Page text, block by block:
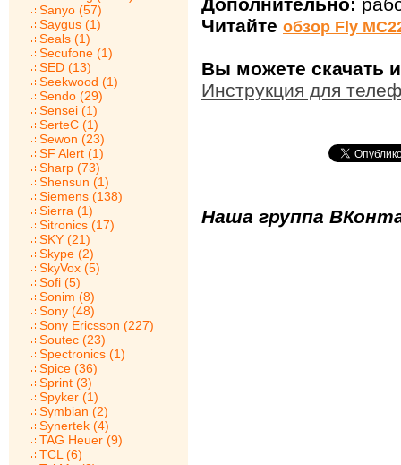
Sanyo (57)
Saygus (1)
Seals (1)
Secufone (1)
SED (13)
Seekwood (1)
Sendo (29)
Sensei (1)
SerteC (1)
Sewon (23)
SF Alert (1)
Sharp (73)
Shensun (1)
Siemens (138)
Sierra (1)
Sitronics (17)
SKY (21)
Skype (2)
SkyVox (5)
Sofi (5)
Sonim (8)
Sony (48)
Sony Ericsson (227)
Soutec (23)
Spectronics (1)
Spice (36)
Sprint (3)
Spyker (1)
Symbian (2)
Synertek (4)
TAG Heuer (9)
TCL (6)
Дополнительно:
Читайте обзор Fly
Вы можете скачать
Инструкция для
Наша группа